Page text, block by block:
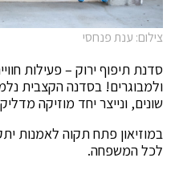
צילום: ענת פנחסי
סדנת תיפוף ירוק – פעילות
ולמבוגרים! בסדנה הקצבית
שונים, ונייצר יחד מוזיקה
במוזיאון פתח תקוה לאמנות
לכל המשפחה.